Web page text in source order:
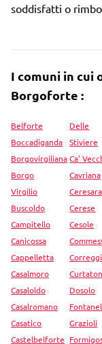
soddisfatti o
I comuni in cui
Borgoforte :
Belforte
Boccadiganda
Borgovirgiliana
Borgo
Virgilio
Buscoldo
Campitello
Canicossa
Cappelletta
Casalmoro
Casaloldo
Casalromano
Casatico
Castelbelforte
Delle
Stiviere
Ca'
Cavriana
Ceresara
Cerese
Cesole
Dosolo
Grazioli